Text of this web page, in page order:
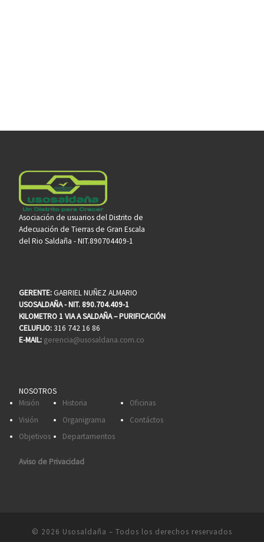
Asociación de usuarios del Distrito de
Adecuación de Tierras de Gran Escala
del Rio Saldaña - NIT.890704409-1
GERENTE:GABRIEL NUÑEZ ALMARIO
USOSALDAÑA - NIT. 890.704.409-1
KILOMETRO 1 VIA A SALDAÑA – PURIFICACIÓN
CELUFIJO:316 742 16 86
E-MAIL: gerencia@usosaldana.com.co
NOSOTROS
Misión
Visión
Objetivos
Historia
Organigrama
Departamentos
Oficinas
Contáctos
Aviso de Privacidad
© 2026 Usosaldaña – Todos los derechos reservados